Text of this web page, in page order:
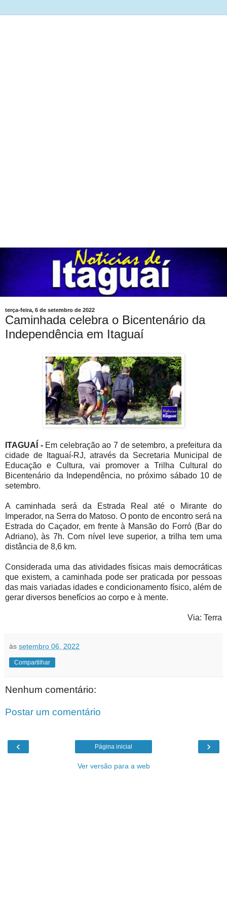
terça-feira, 6 de setembro de 2022
Caminhada celebra o Bicentenário da
Independência em Itaguaí
ITAGUAÍ -Em celebração ao 7 de setembro, a prefeitura da
cidade de Itaguaí-RJ, através da Secretaria Municipal de
Educação e Cultura, vai promover a Trilha Cultural do
Bicentenário da Independência, no próximo sábado 10 de
setembro.
A caminhada será da Estrada Real até o Mirante do
Imperador, na Serra do Matoso. O ponto de encontro será na
Estrada do Caçador, em frente à Mansão do Forró (Bar do
Adriano), às 7h. Com nível leve superior, a trilha tem uma
distância de 8,6 km.
Considerada uma das atividades físicas mais democráticas
que existem, a caminhada pode ser praticada por pessoas
das mais variadas idades e condicionamento físico, além de
gerar diversos benefícios ao corpo e à mente.
Via: Terra
às setembro 06, 2022
Compartilhar
Nenhum comentário:
Postar um comentário
‹ ›
Página inicial
Ver versão para a web